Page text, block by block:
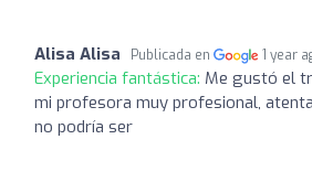
Alisa Alisa Publicada en 1 year
Experiencia fantástica: Me gustó el
mi profesora muy profesional,
no podría ser